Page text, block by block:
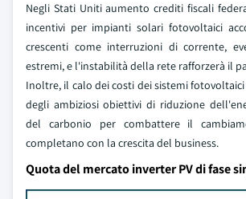
Negli Stati Uniti aumento crediti fiscali
incentivi per impianti solari fotovoltaici
crescenti come interruzioni di corrente,
estremi, e l'instabilità della rete rafforzerà il
Inoltre, il calo dei costi dei sistemi
degli ambiziosi obiettivi di riduzione
del carbonio per combattere il
completano con la crescita del business.
Quota del mercato inverter PV di fase